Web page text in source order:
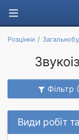
Розцінки
Фільтр
Види робіт